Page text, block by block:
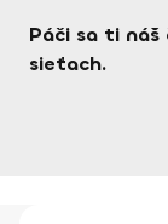
Páči sa ti náš
sieťach.